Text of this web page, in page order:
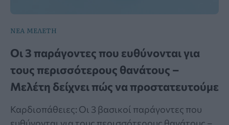
ΝΕΑ ΜΕΛΕΤΗ
Οι 3 παράγοντες που ευθύνονται για
τους περισσότερους θανάτους –
Μελέτη δείχνει πώς να προστατευτούμε
Καρδιοπάθειες: Οι 3 βασικοί παράγοντες που